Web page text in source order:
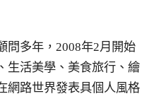
問多年，2008年2月開始
生活美學、美食旅行、繪
網路世界發表具個人風格